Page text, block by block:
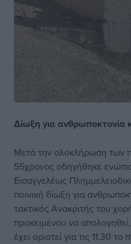
Δίωξη για ανθρωποκτονία
Μετά την ολοκλήρωση των
55χρονος οδηγήθηκε
Εισαγγελέως
ποινική δίωξη για
τακτικός Ανακριτής του
προκειμένου να
έχει οριστεί για τις 11.30